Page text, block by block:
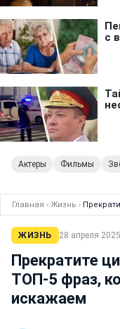
Актеры Фильмы
Главная › Жизнь ›
ЖИЗНЬ 28 апреля
Прекратите
ТОП-5 фраз,
искажаем